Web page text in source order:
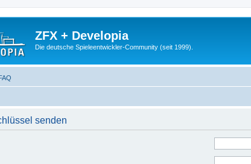
ZFX + Developia
Die deutsche Spieleentwickler-Community (seit 1999).
senden